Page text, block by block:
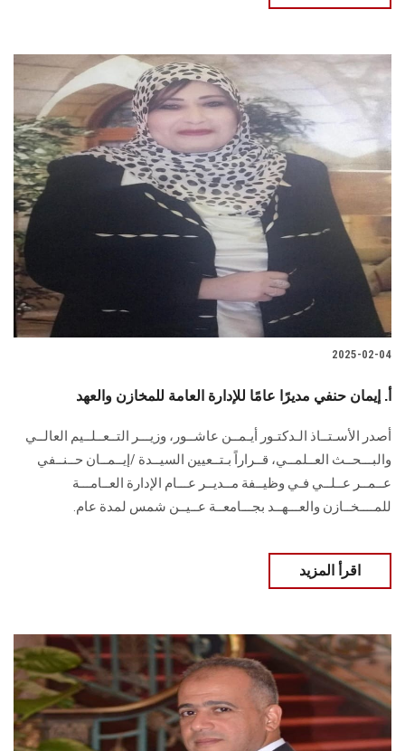
2025-02-04
أ. إيمان حنفي مديرًا عامًا للإدارة العامة للمخازن والعهد
أصدر الأسـتــاذ الـدكتـور أيـمــن عاشــور، وزيـــر التــعــلــيم العالــي
والبـــحــث العــلمــي، قــراراً بـتــعيين السيــدة /إيــمــان حــنــفي
عــمــر عــلــي فـي وظيــفة مــديــر عـــام الإدارة العــامـــة
للمــــخــازن والعـــهــد بجـــامعــة عــيــن شمس لمدة عام.
اقرأ المزيد